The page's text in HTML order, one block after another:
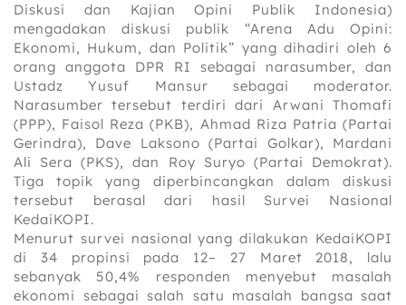
Diskusi dan Kajian Opini Publik Indonesia)
mengadakan diskusi publik “Arena Adu Opini:
Ekonomi, Hukum, dan Politik” yang dihadiri oleh 6
orang anggota DPR RI sebagai narasumber, dan
Ustadz Yusuf Mansur sebagai moderator.
Narasumber tersebut terdiri dari Arwani Thomafi
(PPP), Faisol Reza (PKB), Ahmad Riza Patria (Partai
Gerindra), Dave Laksono (Partai Golkar), Mardani
Ali Sera (PKS), dan Roy Suryo (Partai Demokrat).
Tiga topik yang diperbincangkan dalam diskusi
tersebut berasal dari hasil Survei Nasional
KedaiKOPI.
Menurut survei nasional yang dilakukan KedaiKOPI
di 34 propinsi pada 12– 27 Maret 2018, lalu
sebanyak 50,4% responden menyebut masalah
ekonomi sebagai salah satu masalah bangsa saat